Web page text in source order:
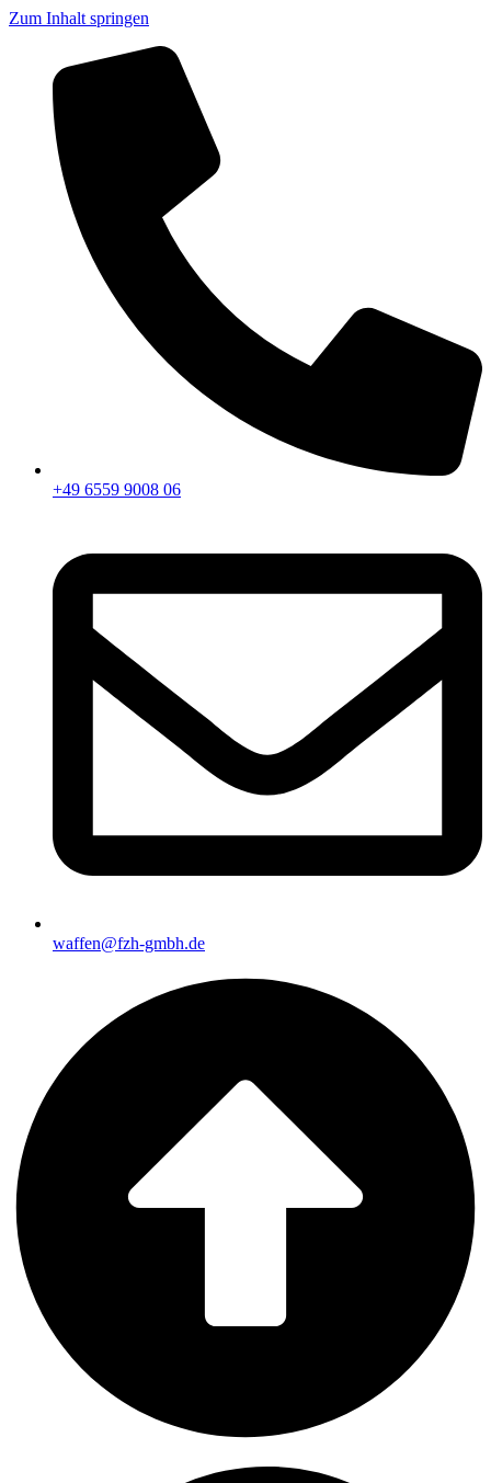
Zum Inhalt springen
+49 6559 9008 06
waffen@fzh-gmbh.de